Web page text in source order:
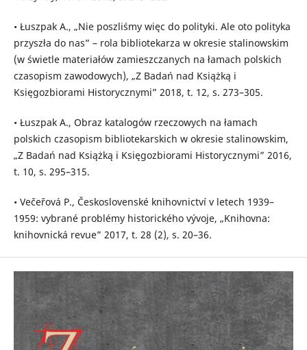
• Łuszpak A., „Nie poszliśmy więc do polityki. Ale oto polityka
przyszła do nas” – rola bibliotekarza w okresie stalinowskim
(w świetle materiałów zamieszczanych na łamach polskich
czasopism zawodowych), „Z Badań nad Książką i
Księgozbiorami Historycznymi” 2018, t. 12, s. 273–305.
• Łuszpak A., Obraz katalogów rzeczowych na łamach
polskich czasopism bibliotekarskich w okresie stalinowskim,
„Z Badań nad Książką i Księgozbiorami Historycznymi” 2016,
t. 10, s. 295–315.
• Večeřová P., Československé knihovnictví v letech 1939–
1959: vybrané problémy historického vývoje, „Knihovna:
knihovnická revue” 2017, t. 28 (2), s. 20–36.